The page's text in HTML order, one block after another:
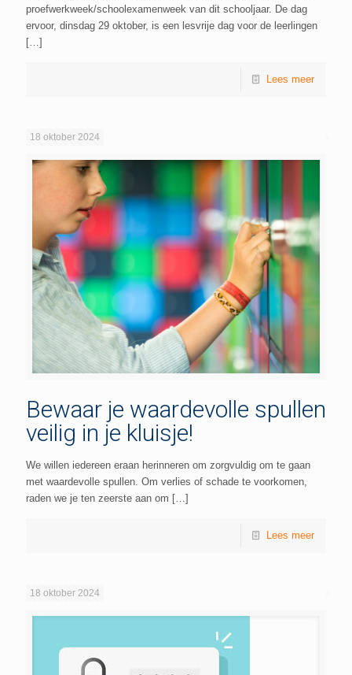
proefwerkweek/schoolexamenweek van dit schooljaar. De dag
ervoor, dinsdag 29 oktober, is een lesvrije dag voor de leerlingen
[…]
Lees meer
18 oktober 2024
Bewaar je waardevolle spullen
veilig in je kluisje!
We willen iedereen eraan herinneren om zorgvuldig om te gaan
met waardevolle spullen. Om verlies of schade te voorkomen,
raden we je ten zeerste aan om […]
Lees meer
18 oktober 2024